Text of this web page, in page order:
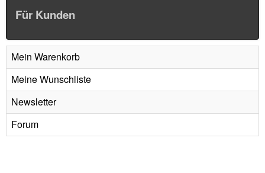
Für Kunden
Mein Warenkorb
Meine Wunschliste
Newsletter
Forum